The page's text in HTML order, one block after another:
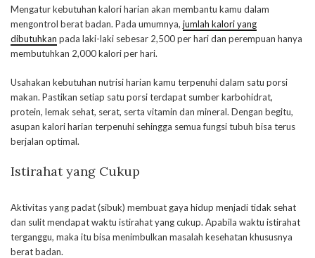
Mengatur kebutuhan kalori harian akan membantu kamu dalam
mengontrol berat badan. Pada umumnya, jumlah kalori yang
dibutuhkan pada laki-laki sebesar 2,500 per hari dan perempuan hanya
membutuhkan 2,000 kalori per hari.
Usahakan kebutuhan nutrisi harian kamu terpenuhi dalam satu porsi
makan. Pastikan setiap satu porsi terdapat sumber karbohidrat,
protein, lemak sehat, serat, serta vitamin dan mineral. Dengan begitu,
asupan kalori harian terpenuhi sehingga semua fungsi tubuh bisa terus
berjalan optimal.
Istirahat yang Cukup
Aktivitas yang padat (sibuk) membuat gaya hidup menjadi tidak sehat
dan sulit mendapat waktu istirahat yang cukup. Apabila waktu istirahat
terganggu, maka itu bisa menimbulkan masalah kesehatan khususnya
berat badan.